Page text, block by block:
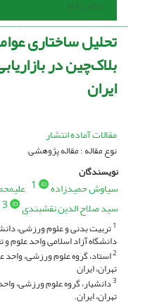
تماس با ما
تحلیل ساختاری
بلاک‌چین در
ایران
مقالات آماده انتشار
نوع مقاله : مقاله پژوهشی
نویسندگان
سیاوش حمیدزاده 1
سید صلاح الدین نقشبندی
3
1تربیت بدنی و علوم ورزشی،
دانشگاه آزاد اسلامی واحد علوم و
2استاد، گروه علوم ورزشی، واحد
تهران، ایران
3دانشیار، گروه علوم ورزشی،
تهران، ایران.